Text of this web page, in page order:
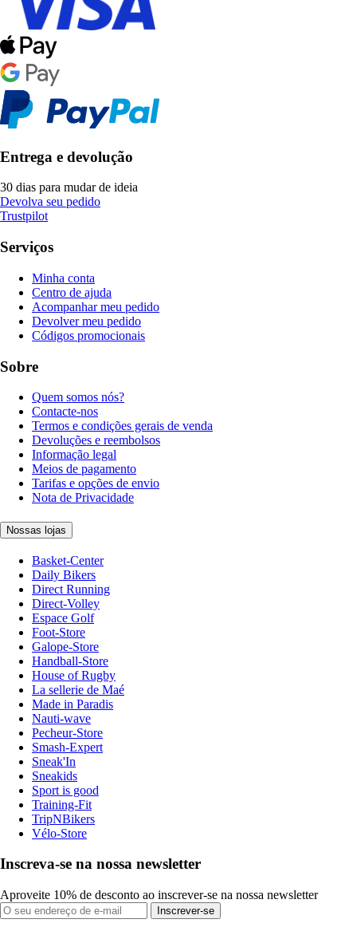
Entrega e devolução
30 dias para mudar de ideia
Devolva seu pedido
Trustpilot
Serviços
Minha conta
Centro de ajuda
Acompanhar meu pedido
Devolver meu pedido
Códigos promocionais
Sobre
Quem somos nós?
Contacte-nos
Termos e condições gerais de venda
Devoluções e reembolsos
Informação legal
Meios de pagamento
Tarifas e opções de envio
Nota de Privacidade
Nossas lojas
Basket-Center
Daily Bikers
Direct Running
Direct-Volley
Espace Golf
Foot-Store
Galope-Store
Handball-Store
House of Rugby
La sellerie de Maé
Made in Paradis
Nauti-wave
Pecheur-Store
Smash-Expert
Sneak'In
Sneakids
Sport is good
Training-Fit
TripNBikers
Vélo-Store
Inscreva-se na nossa newsletter
Aproveite 10% de desconto ao inscrever-se na nossa newsletter
Inscrever-se